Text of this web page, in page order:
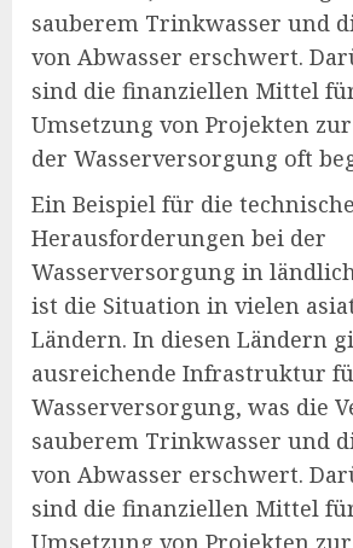
sauberem Trinkwasser und
von Abwasser erschwert.
sind die finanziellen Mittel
Umsetzung von Projekten
der Wasserversorgung oft
Ein Beispiel für die
Herausforderungen bei der
Wasserversorgung in
ist die Situation in vielen
Ländern. In diesen Ländern
ausreichende Infrastruktur
Wasserversorgung, was die
sauberem Trinkwasser und
von Abwasser erschwert.
sind die finanziellen Mittel